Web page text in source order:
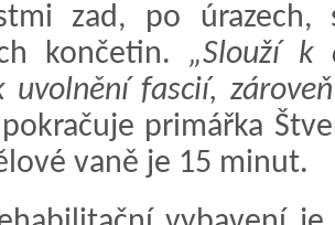
zad, po
končetin. „Slouží k
uvolnění fascií,
pokračuje primářka
vaně je 15 minut.